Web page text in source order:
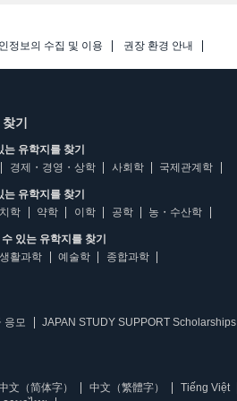
정보의 수집 및 이용 권장 환경 안내
기
유학지를 찾기
경제・경영・상학
사회학 국제관계학
유학지를 찾기
학
약학 이학 공학 농・수산학
있는 유학지를 찾기
생활과학
예술학 종합과학
응모 JAPAN STUDY SUPPORT Scholarships
文（简体字） 中文（繁體字）
Tiếng Việt